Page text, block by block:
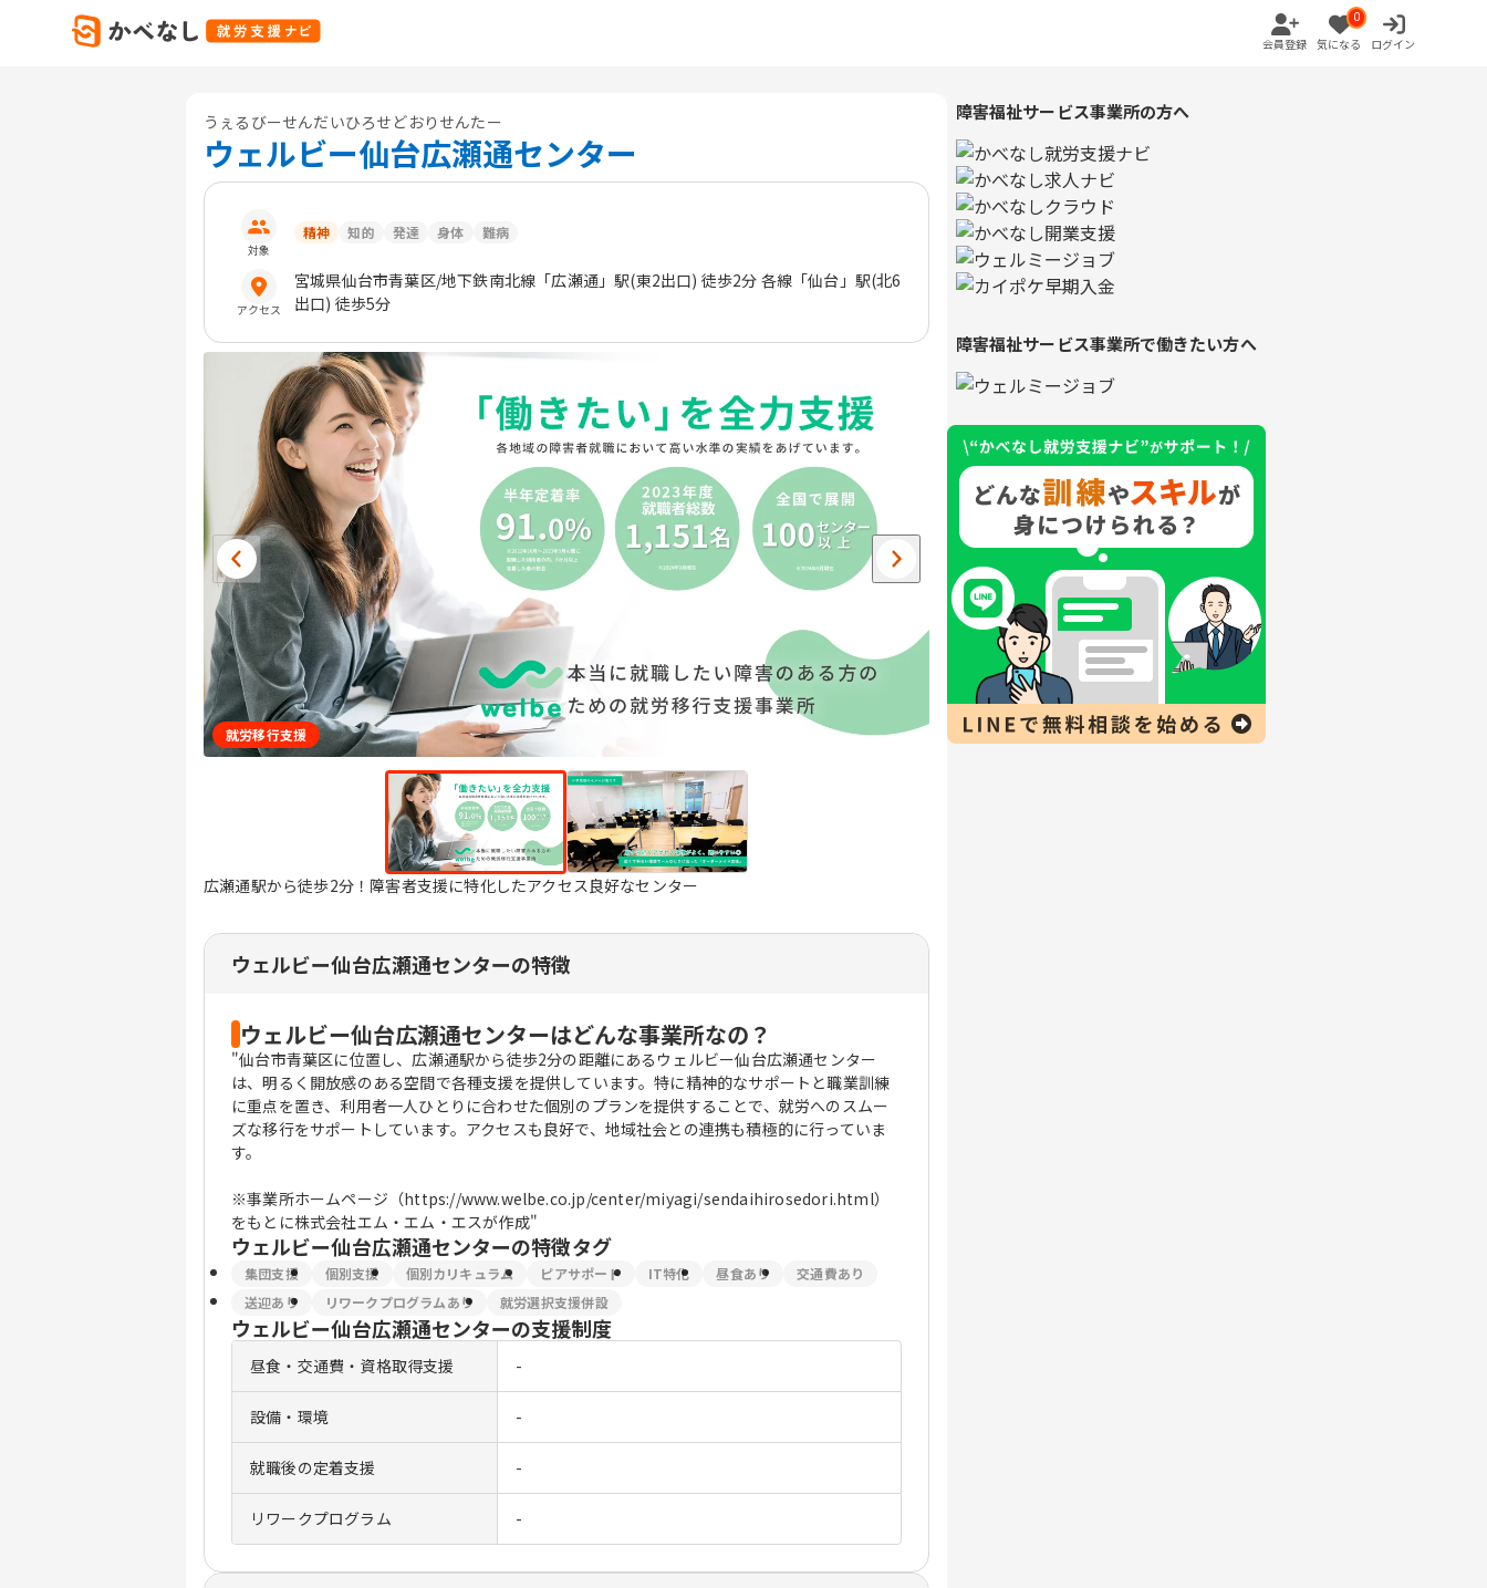
会員登録
0
気になる ログイン
うぇるびーせんだいひろせどおりせんたー
ウェルビー仙台広瀬通センター
対象
精神 知的 発達 身体 難病
アクセス
宮城県仙台市青葉区/地下鉄南北線「広瀬通」駅(東2出口) 徒歩2分 各線「仙台」駅(北6
出口) 徒歩5分
就労移行支援
広瀬通駅から徒歩2分！障害者支援に特化したアクセス良好なセンター
ウェルビー仙台広瀬通センターの特徴
ウェルビー仙台広瀬通センターはどんな事業所なの？
"仙台市青葉区に位置し、広瀬通駅から徒歩2分の距離にあるウェルビー仙台広瀬通センター
は、明るく開放感のある空間で各種支援を提供しています。特に精神的なサポートと職業訓練
に重点を置き、利用者一人ひとりに合わせた個別のプランを提供することで、就労へのスムー
ズな移行をサポートしています。アクセスも良好で、地域社会との連携も積極的に行っていま
す。
※事業所ホームページ（https://www.welbe.co.jp/center/miyagi/sendaihirosedori.html）
をもとに株式会社エム・エム・エスが作成"
ウェルビー仙台広瀬通センターの特徴タグ
集団支援 個別支援 個別カリキュラム ピアサポート IT特化 昼食あり
交通費あり
送迎あり
リワークプログラムあり 就労選択支援併設
ウェルビー仙台広瀬通センターの支援制度
昼食・交通費・資格取得支援 -
設備・環境 -
就職後の定着支援 -
リワークプログラム -
障害福祉サービス事業所の方へ
障害福祉サービス事業所で働きたい方へ